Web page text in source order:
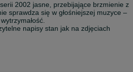
2002 jasne, przebijające brzmienie z
sprawdza się w głośniejszej muzyce –
napisy stan jak na zdjęciach